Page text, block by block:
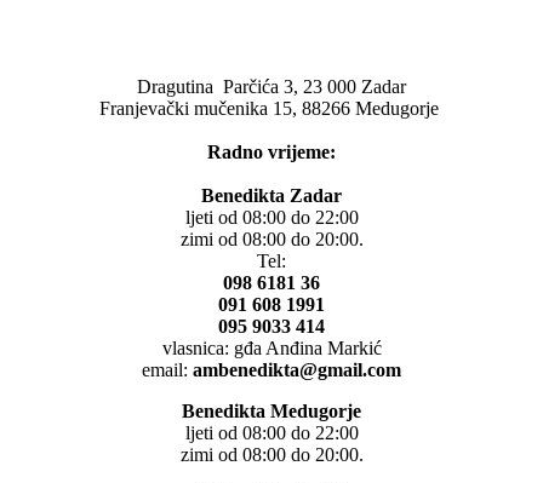
Dragutina Parčića 3, 23 000 Zadar
Franjevački mučenika 15, 88266 Medugorje
Radno vrijeme:
Benedikta Zadar
ljeti od 08:00 do 22:00
zimi od 08:00 do 20:00.
Tel:
098 6181 36
091 608 1991
095 9033 414
vlasnica: gđa Anđina Markić
email: ambenedikta@gmail.com
Benedikta Medugorje
ljeti od 08:00 do 22:00
zimi od 08:00 do 20:00.